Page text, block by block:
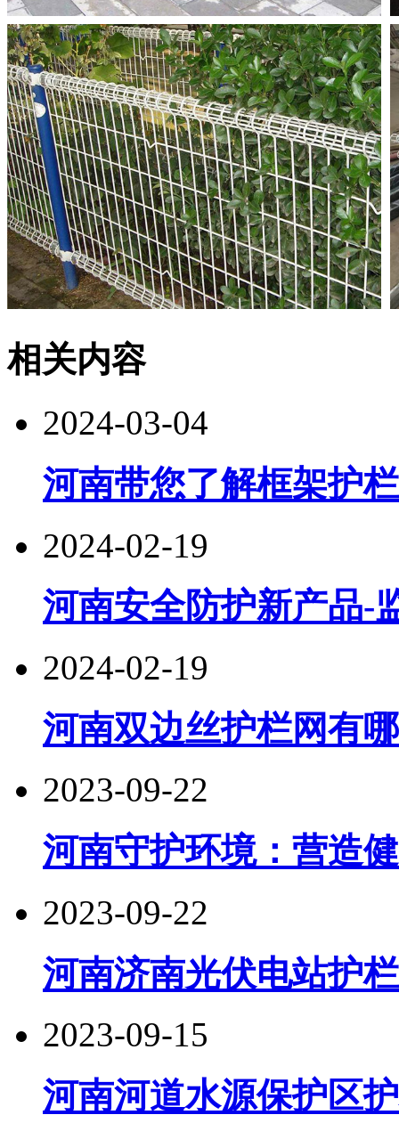
相关内容
2024-03-04
河南带您了解框架护
2024-02-19
河南安全防护新产品-
2024-02-19
河南双边丝护栏网有
2023-09-22
河南守护环境：营造
2023-09-22
河南济南光伏电站护
2023-09-15
河南河道水源保护区